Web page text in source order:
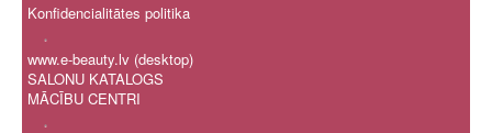
Konfidencialitātes politika
.
www.e-beauty.lv (desktop)
SALONU KATALOGS
MĀCĪBU CENTRI
.